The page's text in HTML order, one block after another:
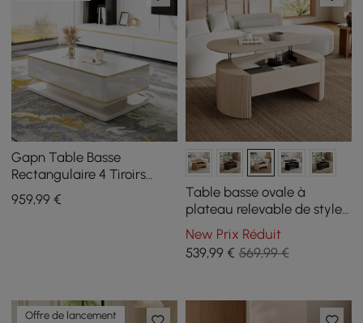
Gapn Table Basse
Rectangulaire 4 Tiroirs
Blanc avec Plateau en
Verre Trempé
959,99 €
Table basse ovale à
plateau relevable de style
moderne du milieu du
siècle, 47"
New Prix Réduit
539,99€ 569,99 €
Offre de lancement